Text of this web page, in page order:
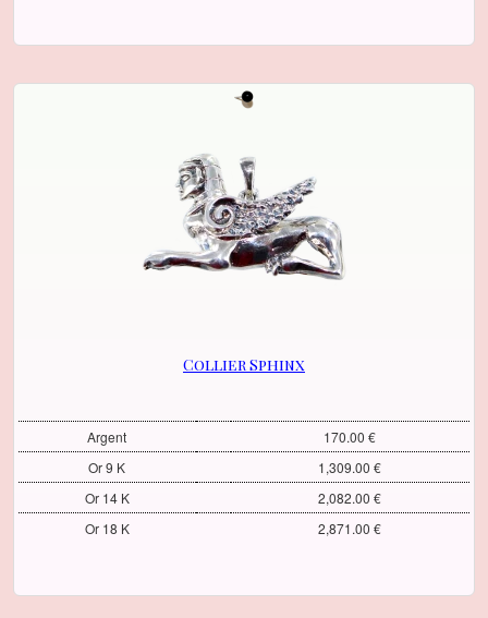
Collier Sphinx
Argent
170.00 €
Or 9 K
1,309.00 €
Or 14 K
2,082.00 €
Or 18 K
2,871.00 €